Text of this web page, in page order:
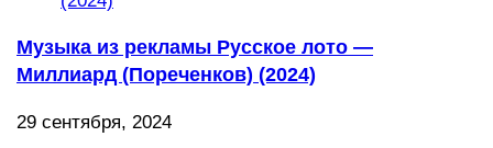
Музыка из рекламы Русское лото —
Миллиард (Пореченков) (2024)
29 сентября, 2024